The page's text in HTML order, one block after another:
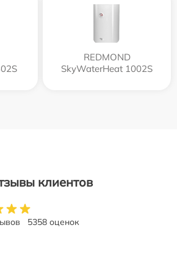
REDMOND
SkyWaterHeat 1002S
клиентов
5358 оценок